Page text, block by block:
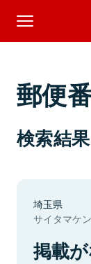
郵便
検索結果
埼玉県
サイタマケン
掲載